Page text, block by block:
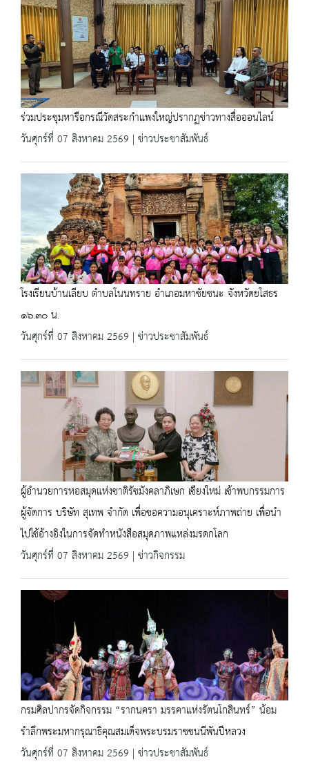
ร่วมประชุมหารือกรณีวัดสระกำแพงใหญ่ปรากฏข่าวทางสื่อออนไลน์
วันศุกร์ที่ 07 สิงหาคม 2569 | ข่าวประชาสัมพันธ์
โรงเรียนบ้านเลียบ ตำบลโนนทราย อำเภอมหาชัยชนะ จังหวัดยโสธร
๑๖.๓๐ น.
วันศุกร์ที่ 07 สิงหาคม 2569 | ข่าวประชาสัมพันธ์
ผู้อำนวยการหอสมุดแห่งชาติรัชมังคลาภิเษก เชียงใหม่ เข้าพบกรรมการ
ผู้จัดการ บริษัท สุเทพ จำกัด เพื่อขอความอนุเคราะห์ภาพถ่าย เพื่อนำ
ไปใช้อ้างอิงในการจัดทำหนังสือสมุดภาพแหล่งมรดกโลก
วันศุกร์ที่ 07 สิงหาคม 2569 | ข่าวกิจกรรม
กรมศิลปากรจัดกิจกรรม “รากนครา มรรคาแห่งรัตนโกสินทร์” น้อม
รำลึกพระมหากรุณาธิคุณสมเด็จพระบรมราชชนนีพันปีหลวง
วันศุกร์ที่ 07 สิงหาคม 2569 | ข่าวประชาสัมพันธ์